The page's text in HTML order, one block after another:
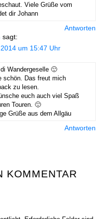
Viele Grüße vom
dir Johann
Antworten
sagt:
um 15:47 Uhr
Wandergeselle 🙂
schön. Das freut mich
zu lesen.
euch auch viel Spaß
Touren. 🙂
Grüße aus dem Allgäu
Antworten
KOMMENTAR